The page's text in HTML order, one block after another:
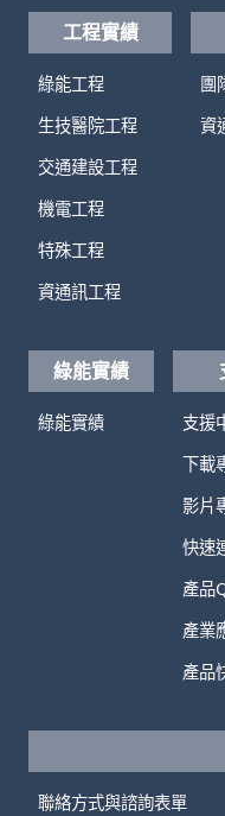
工程實績
綠能工程
生技醫院工程
交通建設工程
機電工程
特殊工程
資通訊工程
團
資
綠能實績
綠能實績
支援
下載
影片
快速
產品
產業
產品
聯絡方式與諮詢表單